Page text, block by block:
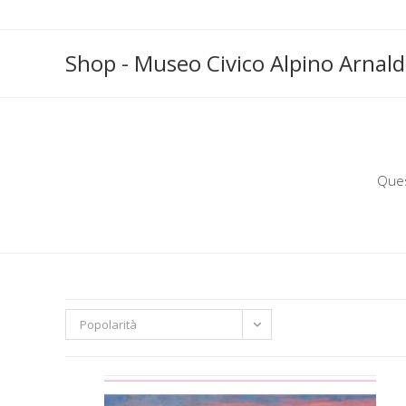
Shop - Museo Civico Alpino
Popolarità